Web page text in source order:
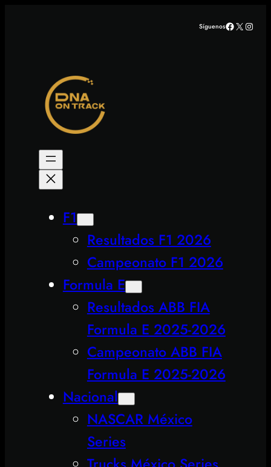
SíguenosFacebook
X
F1
Resultados F1 2026
Campeonato F1 2026
Formula E
Resultados ABB FIA
Formula E 2025-2026
Campeonato ABB FIA
Formula E 2025-2026
Nacional
NASCAR México
Series